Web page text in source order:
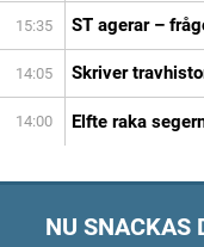
15:35 ST agerar –
14:05 Skriver
14:00 Elfte raka
NU SNACKAS